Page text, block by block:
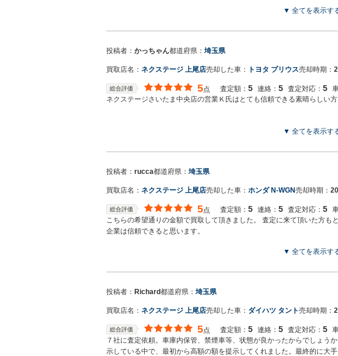
ところ、147万円という納得の金額で買い取っていただけました。説明
▼ 全てを表示す
投稿者： かっちゃん都道府県： 埼玉県
買取店名： ネクステージ 上尾店売却した車： トヨタ プリウス売却時期：
総合評価 5点 査定額： 5 連絡： 5 査定対応： 5
ネクステージさいたま中央店の営業Ｋ氏はとても信頼できる素晴らしい
▼ 全てを表示す
投稿者： rucca都道府県： 埼玉県
買取店名： ネクステージ 上尾店売却した車： ホンダ N-WGN売却時期：
総合評価 5点 査定額： 5 連絡： 5 査定対応： 5
こちらの希望通りの金額で買取して頂きました。 査定に来て頂いた方
企業は信頼できると思います。
▼ 全てを表示す
投稿者： Richard都道府県： 埼玉県
買取店名： ネクステージ 上尾店売却した車： ダイハツ タント売却時期：
総合評価 5点 査定額： 5 連絡： 5 査定対応： 5
７社に査定依頼。車庫内保管、禁煙車等、状態が良かったからでしょう
示している中で、最初から高額の額を提示してくれました。最終的に大